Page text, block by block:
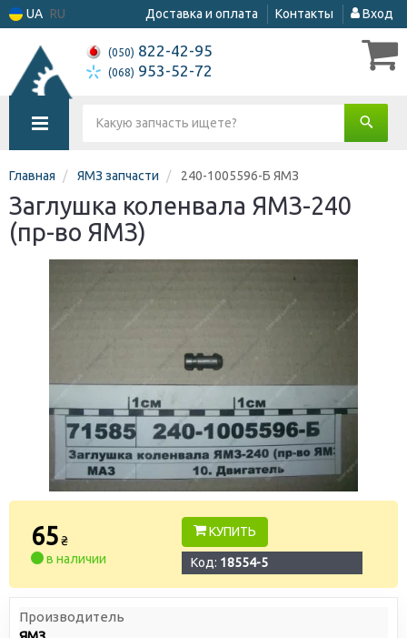
UA RU Доставка и оплата Контакты Вход
(050) 822-42-95
(068) 953-52-72
Главная ЯМЗ запчасти 240-1005596-Б ЯМЗ
Заглушка коленвала ЯМЗ-240
(пр-во ЯМЗ)
65₴
в наличии
КУПИТЬ
Код: 18554-5
Производитель